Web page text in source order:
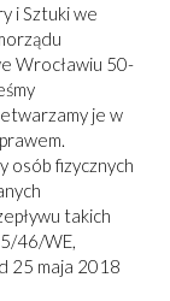
i Sztuki we
Wrocławiu 50-
je w
osób fizycznych
takich
46/WE,
25 maja 2018